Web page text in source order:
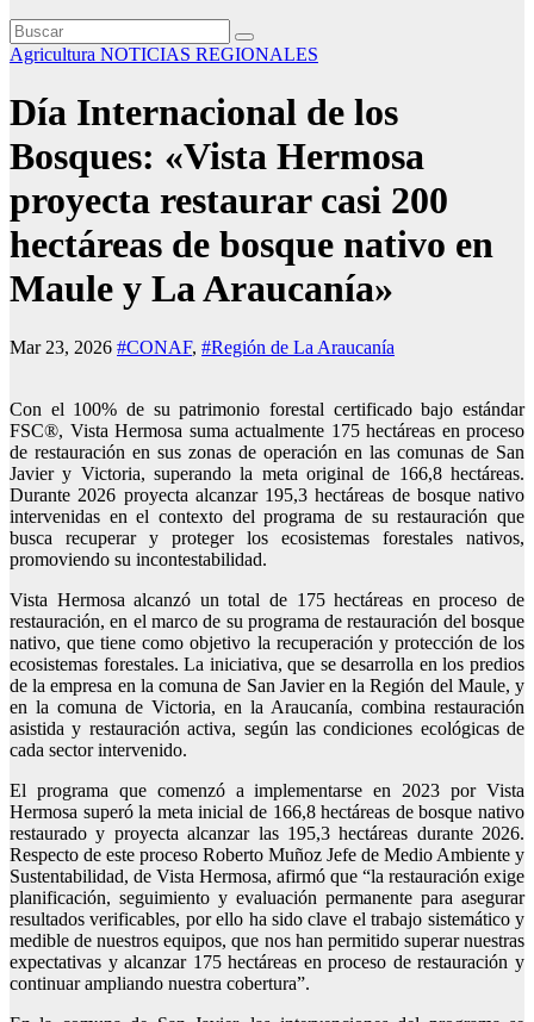
Agricultura NOTICIAS REGIONALES
Día Internacional de los
Bosques: «Vista Hermosa
proyecta restaurar casi 200
hectáreas de bosque nativo en
Maule y La Araucanía»
Mar 23, 2026 #CONAF, #Región de La Araucanía
Con el 100% de su patrimonio forestal certificado bajo estándar
FSC®, Vista Hermosa suma actualmente 175 hectáreas en proceso
de restauración en sus zonas de operación en las comunas de San
Javier y Victoria, superando la meta original de 166,8 hectáreas.
Durante 2026 proyecta alcanzar 195,3 hectáreas de bosque nativo
intervenidas en el contexto del programa de su restauración que
busca recuperar y proteger los ecosistemas forestales nativos,
promoviendo su incontestabilidad.
Vista Hermosa alcanzó un total de 175 hectáreas en proceso de
restauración, en el marco de su programa de restauración del bosque
nativo, que tiene como objetivo la recuperación y protección de los
ecosistemas forestales. La iniciativa, que se desarrolla en los predios
de la empresa en la comuna de San Javier en la Región del Maule, y
en la comuna de Victoria, en la Araucanía, combina restauración
asistida y restauración activa, según las condiciones ecológicas de
cada sector intervenido.
El programa que comenzó a implementarse en 2023 por Vista
Hermosa superó la meta inicial de 166,8 hectáreas de bosque nativo
restaurado y proyecta alcanzar las 195,3 hectáreas durante 2026.
Respecto de este proceso Roberto Muñoz Jefe de Medio Ambiente y
Sustentabilidad, de Vista Hermosa, afirmó que “la restauración exige
planificación, seguimiento y evaluación permanente para asegurar
resultados verificables, por ello ha sido clave el trabajo sistemático y
medible de nuestros equipos, que nos han permitido superar nuestras
expectativas y alcanzar 175 hectáreas en proceso de restauración y
continuar ampliando nuestra cobertura”.